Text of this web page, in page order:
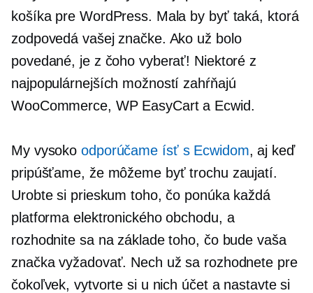
košíka pre WordPress. Mala by byť taká, ktorá
zodpovedá vašej značke. Ako už bolo
povedané, je z čoho vyberať! Niektoré z
najpopulárnejších možností zahŕňajú
WooCommerce, WP EasyCart a Ecwid.
My vysokoodporúčame ísť s Ecwidom, aj keď
pripúšťame, že môžeme byť trochu zaujatí.
Urobte si prieskum toho, čo ponúka každá
platforma elektronického obchodu, a
rozhodnite sa na základe toho, čo bude vaša
značka vyžadovať. Nech už sa rozhodnete pre
čokoľvek, vytvorte si u nich účet a nastavte si